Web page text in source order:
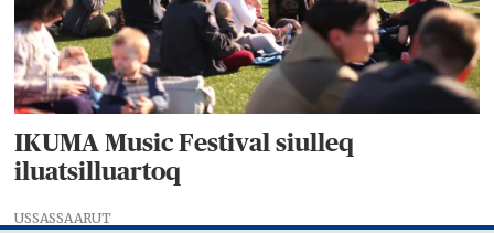
IKUMA Music Festival siulleq
iluatsilluartoq
USSASSAARUT